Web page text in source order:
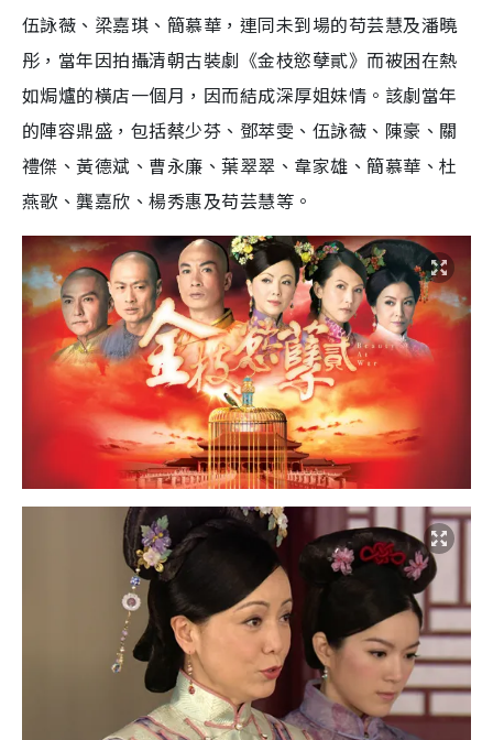
伍詠薇、梁嘉琪、簡慕華，連同未到場的苟芸慧及潘曉
彤，當年因拍攝清朝古裝劇《金枝慾孽貳》而被困在熱
如焗爐的橫店一個月，因而結成深厚姐妹情。該劇當年
的陣容鼎盛，包括蔡少芬、鄧萃雯、伍詠薇、陳豪、關
禮傑、黃德斌、曹永廉、葉翠翠、韋家雄、簡慕華、杜
燕歌、龔嘉欣、楊秀惠及苟芸慧等。